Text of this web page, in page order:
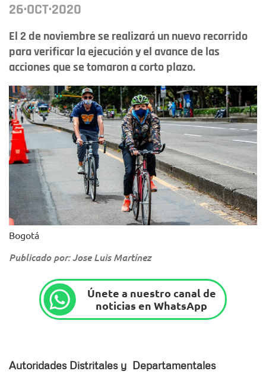
26·OCT·2020
El 2 de noviembre se realizará un nuevo recorrido
para verificar la ejecución y el avance de las
acciones que se tomaron a corto plazo.
Bogotá
Publicado por: Jose Luis Martínez
Únete a nuestro canal de
noticias en WhatsApp
Autoridades Distritales y Departamentales